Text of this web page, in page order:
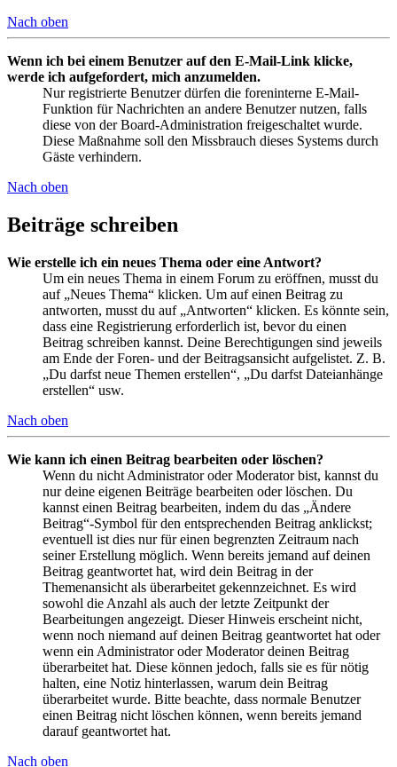
Nach oben
Wenn ich bei einem Benutzer auf den E-Mail-Link klicke,
werde ich aufgefordert, mich anzumelden.
Nur registrierte Benutzer dürfen die foreninterne E-Mail-
Funktion für Nachrichten an andere Benutzer nutzen, falls
diese von der Board-Administration freigeschaltet wurde.
Diese Maßnahme soll den Missbrauch dieses Systems durch
Gäste verhindern.
Nach oben
Beiträge schreiben
Wie erstelle ich ein neues Thema oder eine Antwort?
Um ein neues Thema in einem Forum zu eröffnen, musst du
auf „Neues Thema“ klicken. Um auf einen Beitrag zu
antworten, musst du auf „Antworten“ klicken. Es könnte sein,
dass eine Registrierung erforderlich ist, bevor du einen
Beitrag schreiben kannst. Deine Berechtigungen sind jeweils
am Ende der Foren- und der Beitragsansicht aufgelistet. Z. B.
„Du darfst neue Themen erstellen“, „Du darfst Dateianhänge
erstellen“ usw.
Nach oben
Wie kann ich einen Beitrag bearbeiten oder löschen?
Wenn du nicht Administrator oder Moderator bist, kannst du
nur deine eigenen Beiträge bearbeiten oder löschen. Du
kannst einen Beitrag bearbeiten, indem du das „Ändere
Beitrag“-Symbol für den entsprechenden Beitrag anklickst;
eventuell ist dies nur für einen begrenzten Zeitraum nach
seiner Erstellung möglich. Wenn bereits jemand auf deinen
Beitrag geantwortet hat, wird dein Beitrag in der
Themenansicht als überarbeitet gekennzeichnet. Es wird
sowohl die Anzahl als auch der letzte Zeitpunkt der
Bearbeitungen angezeigt. Dieser Hinweis erscheint nicht,
wenn noch niemand auf deinen Beitrag geantwortet hat oder
wenn ein Administrator oder Moderator deinen Beitrag
überarbeitet hat. Diese können jedoch, falls sie es für nötig
halten, eine Notiz hinterlassen, warum dein Beitrag
überarbeitet wurde. Bitte beachte, dass normale Benutzer
einen Beitrag nicht löschen können, wenn bereits jemand
darauf geantwortet hat.
Nach oben